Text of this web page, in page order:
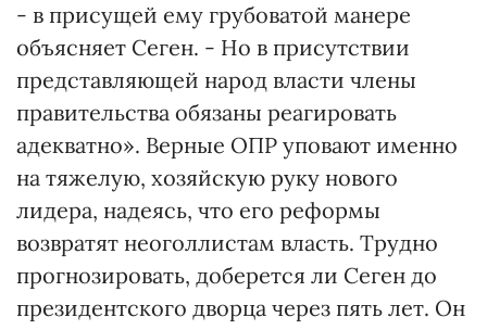
- в присущей ему грубоватой манере
объясняет Сеген. - Но в присутствии
представляющей народ власти члены
правительства обязаны реагировать
адекватно». Верные ОПР уповают именно
на тяжелую, хозяйскую руку нового
лидера, надеясь, что его реформы
возвратят неоголлистам власть. Трудно
прогнозировать, доберется ли Сеген до
президентского дворца через пять лет. Он